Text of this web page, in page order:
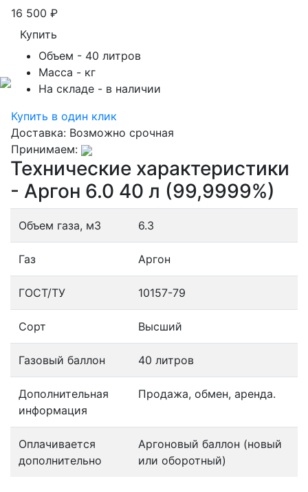
16 500 ₽
Купить
Объем - 40 литров
Масса - кг
На складе - в наличии
Купить в один клик
Доставка: Возможно срочная
Принимаем:
Технические характеристики
- Аргон 6.0 40 л (99,9999%)
Объем газа, м3 6.3
Газ Аргон
ГОСТ/ТУ 10157-79
Сорт Высший
Газовый баллон 40 литров
Дополнительная
информация
Продажа, обмен, аренда.
Оплачивается
дополнительно
Аргоновый баллон (новый
или оборотный)